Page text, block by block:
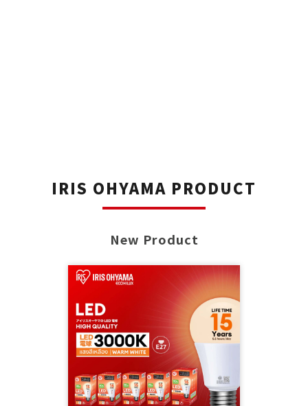
IRIS OHYAMA PRODUCT
New Product